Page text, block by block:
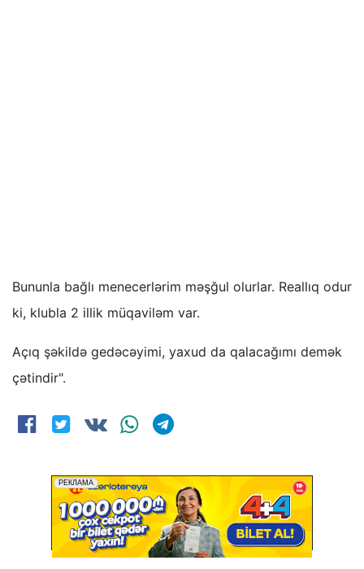
Bununla bağlı menecerlərim məşğul olurlar. Reallıq odur
ki, klubla 2 illik müqaviləm var.
Açıq şəkildə gedəcəyimi, yaxud da qalacağımı demək
çətindir".